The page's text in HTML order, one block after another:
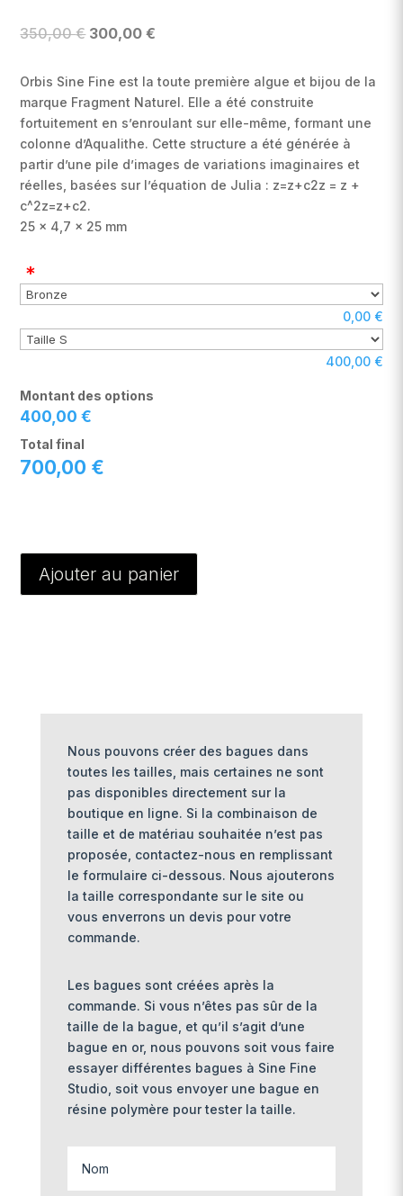
350,00€ Le
initial
350,00 €.
300,00€
actuel
est :
300,00 €.
Orbis Sine Fine est la toute première algue et bijou de la
marque Fragment Naturel. Elle a été construite
fortuitement en s’enroulant sur elle-même, formant une
colonne d’Aqualithe. Cette structure a été générée à
partir d’une pile d’images de variations imaginaires et
réelles, basées sur l’équation de Julia : z=z+c2z = z +
c^2z=z+c2.
25 x 4,7 x 25 mm
*
0,00 €
400,00 €
Montant des options
400,00€
Total final
700,00 €
Ajouter au panier
Nous pouvons créer des bagues dans
toutes les tailles, mais certaines ne sont
pas disponibles directement sur la
boutique en ligne. Si la combinaison de
taille et de matériau souhaitée n’est pas
proposée, contactez-nous en remplissant
le formulaire ci-dessous. Nous ajouterons
la taille correspondante sur le site ou
vous enverrons un devis pour votre
commande.
Les bagues sont créées après la
commande. Si vous n’êtes pas sûr de la
taille de la bague, et qu’il s’agit d’une
bague en or, nous pouvons soit vous faire
essayer différentes bagues à Sine Fine
Studio, soit vous envoyer une bague en
résine polymère pour tester la taille.